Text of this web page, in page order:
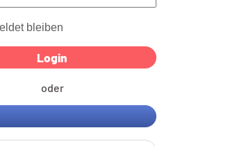
bleiben
oder